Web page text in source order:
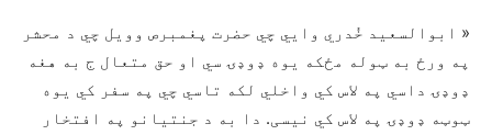
« ابوالسعید خُدري وايي چي حضرت پغمبرص وویل چي د محشر
په ورځ به ټوله مځکه یوه ډوډۍ سي او حق متعال ج به هغه
ډوډۍ داسي په لاس کي واخلي لکه تاسي چي په سفر کي یوه
ټوټه ډوډۍ په لاس کي نیسی. دا به د جنتیانو په افتخار